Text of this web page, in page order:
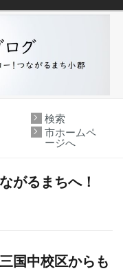
検索
市ホームペ
ージへ
がるまちへ！
国中校区からも